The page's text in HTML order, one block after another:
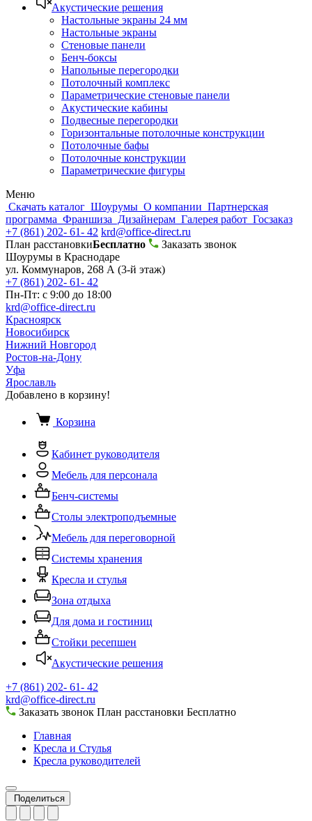
Акустические решения
Настольные экраны 24 мм
Настольные экраны
Стеновые панели
Бенч-боксы
Напольные перегородки
Потолочный комплекс
Параметрические стеновые панели
Акустические кабины
Подвесные перегородки
Горизонтальные потолочные конструкции
Потолочные бафы
Потолочные конструкции
Параметрические фигуры
Меню
Скачать каталог Шоурумы О компании Партнерская
программа Франшиза Дизайнерам Галерея работ Госзаказ
+7 (861) 202- 61- 42 krd@office-direct.ru
План расстановкиБесплатно
Заказать звонок
Шоурумы в Краснодаре
ул. Коммунаров, 268 А (3-й этаж)
+7 (861) 202- 61- 42
Пн-Пт: с 9:00 до 18:00
krd@office-direct.ru
Красноярск
Новосибирск
Нижний Новгород
Ростов-на-Дону
Уфа
Ярославль
Добавлено в корзину!
Корзина
Кабинет руководителя
Мебель для персонала
Бенч-системы
Столы электроподъемные
Мебель для переговорной
Системы хранения
Кресла и стулья
Зона отдыха
Для дома и гостиниц
Стойки ресепшен
Акустические решения
+7 (861) 202- 61- 42
krd@office-direct.ru
Заказать звонок План расстановки Бесплатно
Главная
Кресла и Стулья
Кресла руководителей
Поделиться